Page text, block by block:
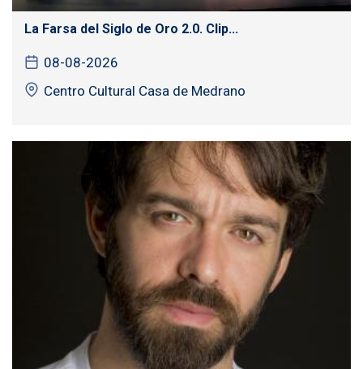
La Farsa del Siglo de Oro 2.0. Clip...
08-08-2026
Centro Cultural Casa de Medrano